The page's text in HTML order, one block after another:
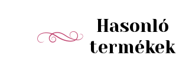
Hasonló
termékek